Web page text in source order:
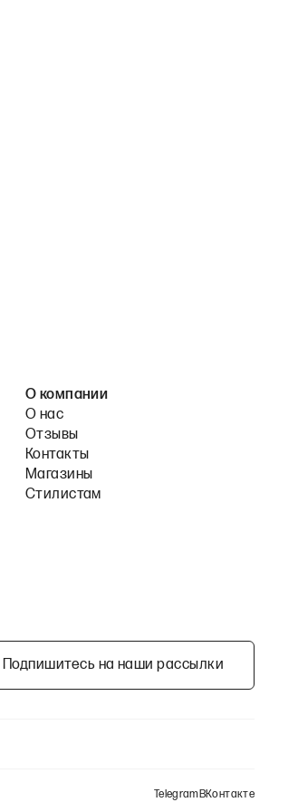
О компании
О нас
Отзывы
Контакты
Магазины
Стилистам
Подпишитесь на наши рассылки
TelegramВКонтакте